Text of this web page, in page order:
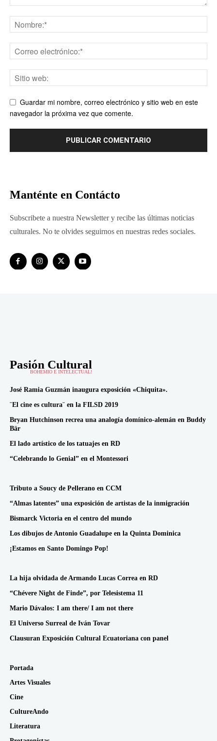
Guardar mi nombre, correo electrónico y sitio web en este
navegador la próxima vez que comente.
Manténte en Contácto
Subscribete a nuestra Newsletter y recibe las últimas noticias
culturales. No te olvides seguirnos en nuestras redes sociales.
Pasión Cultural
BOHEMIO E INTELECTUAL!
José Ramia Guzmán inaugura exposición «Chiquita».
¨El cine es cultura¨ en la FILSD 2019
Bryan Hutchinson recrea una analogía domínico-alemán en Buddy
Bär
El lado artístico de los tatuajes en RD
“Celebrando lo Genial” en el Montessori
Tributo a Soucy de Pellerano en CCM
“Almas latentes” una exposición de artistas de la inmigración
Bismarck Victoria en el centro del mundo
Los dibujos de Antonio Guadalupe en la Quinta Dominica
¡Estamos en Santo Domingo Pop!
La hija olvidada de Armando Lucas Correa en RD
“Chévere Night de Finde”, por Telesistema 11
Mario Dávalos: I am there/ I am not there
El Universo Surreal de Iván Tovar
Clausuran Exposición Cultural Ecuatoriana con panel
Portada
Artes Visuales
Cine
CultureAndo
Literatura